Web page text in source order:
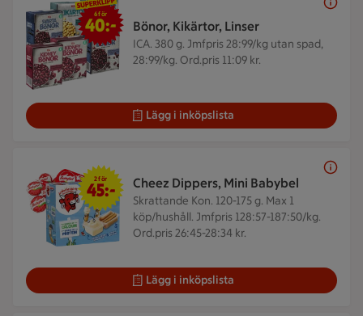
Bönor, Kikärtor, Linser
ICA. 380 g. Jmfpris 28:99/kg utan spad,
28:99/kg. Ord.pris 11:09 kr.
6 för 40 kr
6 för
40:-
Lägg i inköpslista
Cheez Dippers, Mini Babybel
Skrattande Kon. 120-175 g. Max 1
köp/hushåll. Jmfpris 128:57-187:50/kg.
Ord.pris 26:45-28:34 kr.
2 för 45 kr
2 för
45:-
Lägg i inköpslista